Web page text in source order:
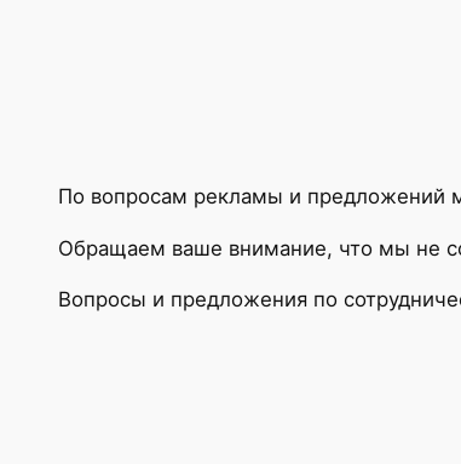
По вопросам рекламы и предложений
Обращаем ваше внимание, что мы не
Вопросы и предложения по